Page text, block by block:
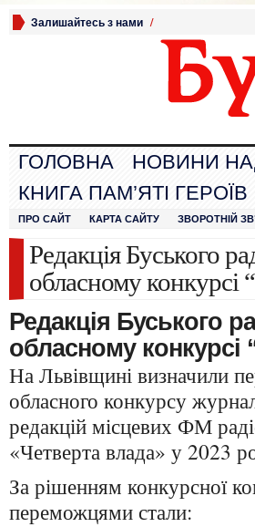
Залишайтесь з нами /
ГОЛОВНА НОВИНИ
КНИГА ПАМ’ЯТІ ГЕРОЇВ
ПРО САЙТ КАРТА САЙТУ ЗВОРОТНІЙ
Редакція Буського
обласному конкурсі
Редакція Буського
обласному конкурсі
На Львівщині визначили
обласного конкурсу
редакцій місцевих ФМ
«Четверта влада» у 2023
За рішенням конкурсної
переможцями стали: